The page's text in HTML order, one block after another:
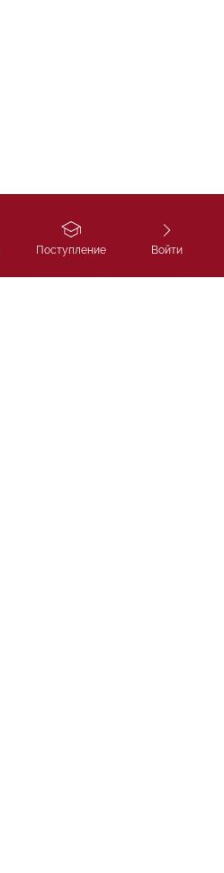
Поступление Войти